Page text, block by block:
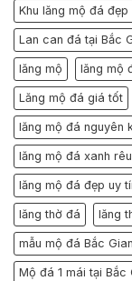
Khu lăng mộ đá
Lan can đá tại Bắc
lăng mộ lăng mộ
Lăng mộ đá giá tốt
lăng mộ đá nguyên
lăng mộ đá xanh
lăng mộ đá đẹp uy
lăng thờ đá lăng
mẫu mộ đá Bắc
Mộ đá 1 mái tại Bắc